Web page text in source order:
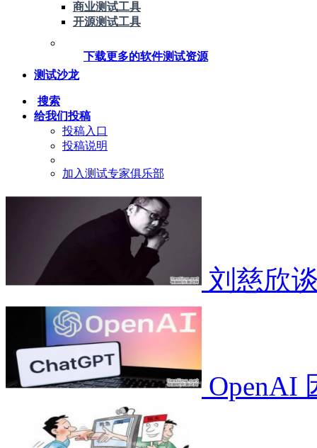
商业测试工具
开源测试工具
下载更多的软件测试资源
测试沙龙
搜索
给我们投稿
投稿入口
投稿说明
加入测试专家俱乐部
刘慈欣
OpenAI